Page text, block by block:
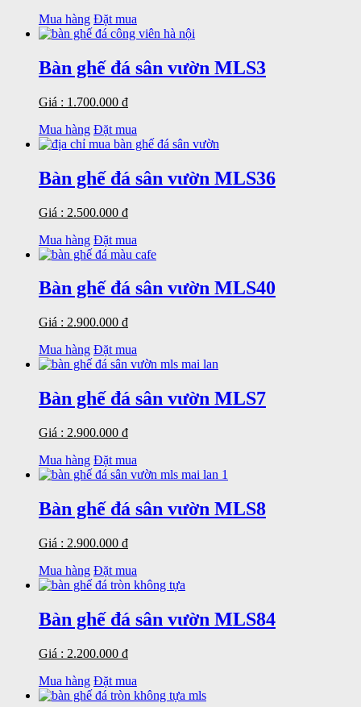
Mua hàng Đặt mua
Bàn ghế đá sân vườn MLS3
Giá : 1.700.000 đ
Mua hàng Đặt mua
Bàn ghế đá sân vườn MLS36
Giá : 2.500.000 đ
Mua hàng Đặt mua
Bàn ghế đá sân vườn MLS40
Giá : 2.900.000 đ
Mua hàng Đặt mua
Bàn ghế đá sân vườn MLS7
Giá : 2.900.000 đ
Mua hàng Đặt mua
Bàn ghế đá sân vườn MLS8
Giá : 2.900.000 đ
Mua hàng Đặt mua
Bàn ghế đá sân vườn MLS84
Giá : 2.200.000 đ
Mua hàng Đặt mua